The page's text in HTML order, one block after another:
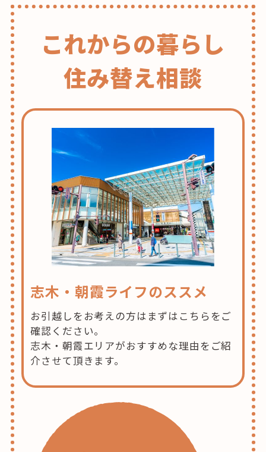
これからの暮らし
住み替え相談
志木・朝霞ライフのススメ
お引越しをお考えの方はまずはこちらをご
確認ください。
志木・朝霞エリアがおすすめな理由をご紹
介させて頂きます。